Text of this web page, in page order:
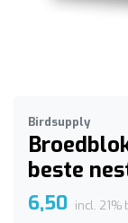
Birdsupply
beste
6,50 incl. 21%